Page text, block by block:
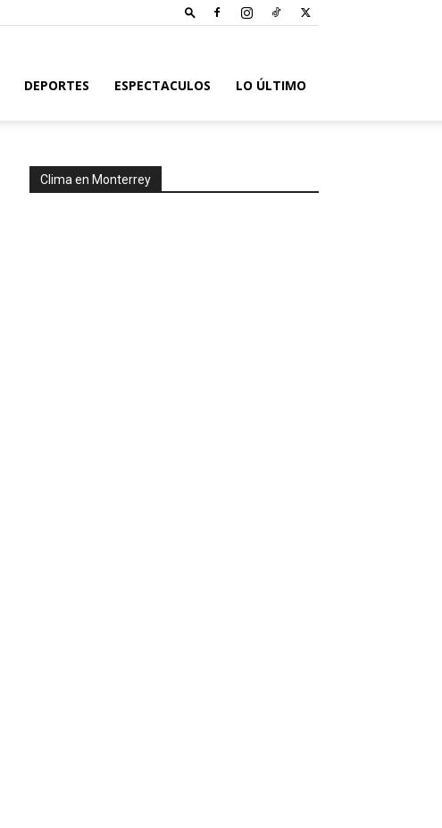
DEPORTES ESPECTACULOS LO ÚLTIMO
Clima en Monterrey